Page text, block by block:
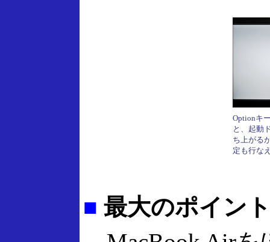
Optionキ
と、起動
ち上がる
定も行な
■ 最大のポイン